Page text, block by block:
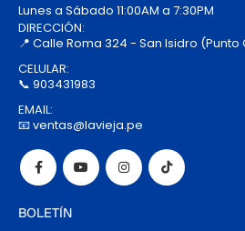
Lunes a Sábado 11:00AM a 7:30PM
DIRECCIÓN:
📍 Calle Roma 324 - San Isidro
CELULAR:
📞 903431983
EMAIL:
📧 ventas@lavieja.pe
BOLETÍN